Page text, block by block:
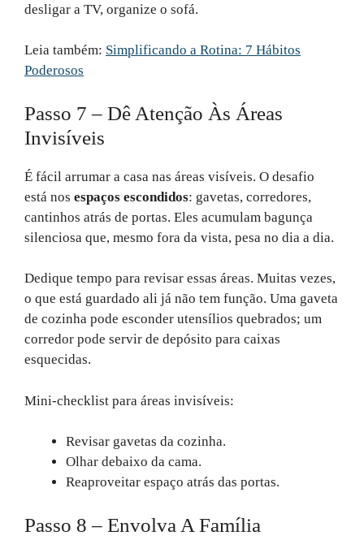
desligar a TV, organize o sofá.
Leia também: Simplificando a Rotina: 7 Hábitos
Poderosos
Passo 7 – Dê Atenção Às Áreas
Invisíveis
É fácil arrumar a casa nas áreas visíveis. O desafio
está nos espaços escondidos: gavetas, corredores,
cantinhos atrás de portas. Eles acumulam bagunça
silenciosa que, mesmo fora da vista, pesa no dia a dia.
Dedique tempo para revisar essas áreas. Muitas vezes,
o que está guardado ali já não tem função. Uma gaveta
de cozinha pode esconder utensílios quebrados; um
corredor pode servir de depósito para caixas
esquecidas.
Mini-checklist para áreas invisíveis:
Revisar gavetas da cozinha.
Olhar debaixo da cama.
Reaproveitar espaço atrás das portas.
Passo 8 – Envolva A Família